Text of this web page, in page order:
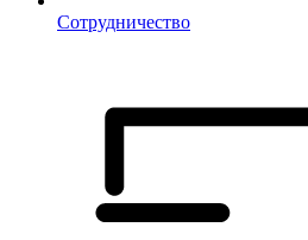
Сотрудничество